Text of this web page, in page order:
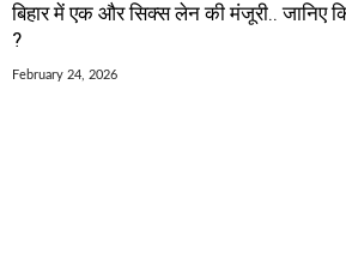
बिहार में एक और सिक्स लेन की मंजूरी.. जानिए
?
February 24, 2026